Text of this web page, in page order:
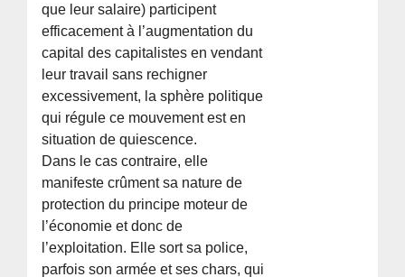
que leur salaire) participent
efficacement à l’augmentation du
capital des capitalistes en vendant
leur travail sans rechigner
excessivement, la sphère politique
qui régule ce mouvement est en
situation de quiescence.
Dans le cas contraire, elle
manifeste crûment sa nature de
protection du principe moteur de
l’économie et donc de
l’exploitation. Elle sort sa police,
parfois son armée et ses chars, qui